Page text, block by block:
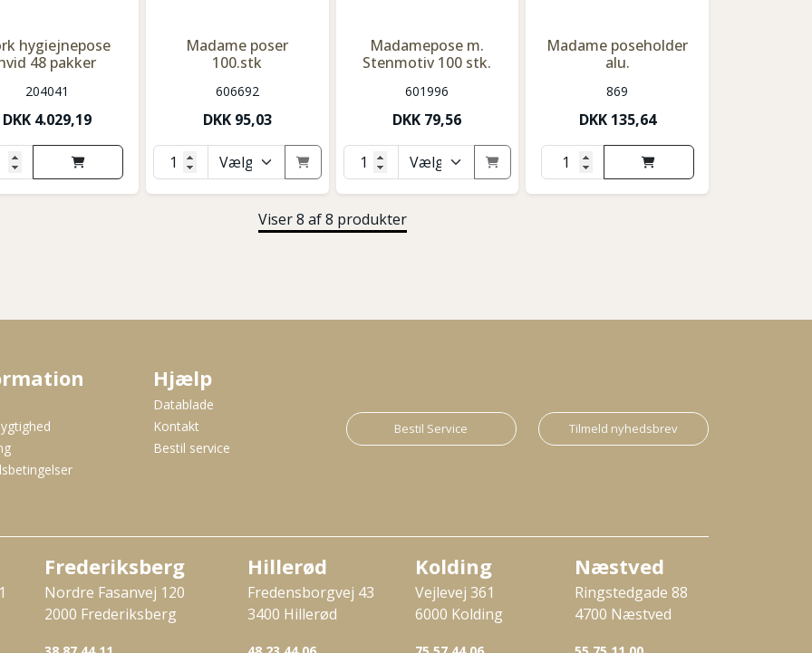
hygiejnepose
48 pakker
204041
DKK 4.029,19
Madame poser
100.stk
606692
DKK 95,03
Madamepose m.
Stenmotiv 100 stk.
601996
DKK 79,56
Madame poseholder
alu.
869
DKK 135,64
Viser 8 af 8 produkter
Hjælp
Datablade
Kontakt
Bestil service
Bestil Service Tilmeld nyhedsbrev
Frederiksberg
Nordre Fasanvej 120
2000 Frederiksberg
Hillerød
Fredensborgvej 43
3400 Hillerød
Kolding
Vejlevej 361
6000 Kolding
Næstved
Ringstedgade 88
4700 Næstved